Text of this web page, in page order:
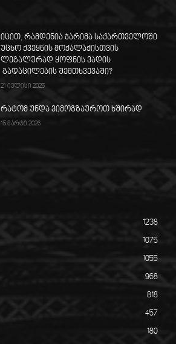
იცით, რამდენია ჯარიმა საქართველოში
უცხო ქვეყნის მოქალაქისთვის
ლეგალურად ყოფნის ვადის
გადაცილების შემთხვევაში?
21 ივლისი 2025
რატომ უნდა ვიმოგზაუროთ ხშირად
15 მარტი 2026
1238
1075
1055
968
818
457
180